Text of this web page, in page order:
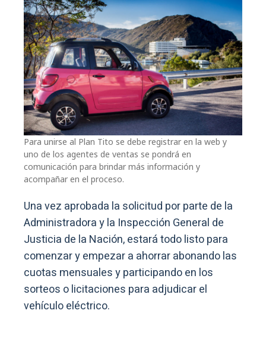
Para unirse al Plan Tito se debe registrar en la web y
uno de los agentes de ventas se pondrá en
comunicación para brindar más información y
acompañar en el proceso.
Una vez aprobada la solicitud por parte de la
Administradora y la Inspección General de
Justicia de la Nación, estará todo listo para
comenzar y empezar a ahorrar abonando las
cuotas mensuales y participando en los
sorteos o licitaciones para adjudicar el
vehículo eléctrico.